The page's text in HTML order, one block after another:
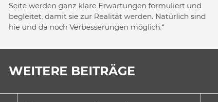
Seite werden ganz klare Erwartungen formuliert und
begleitet, damit sie zur Realität werden. Natürlich sind
hie und da noch Verbesserungen möglich.“
WEITERE BEITRÄGE